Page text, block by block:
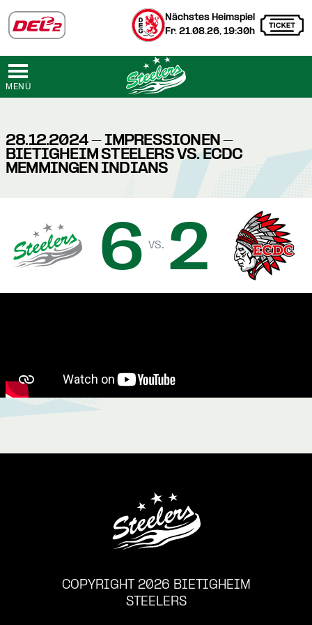
Nächstes Heimspiel
Fr. 21.08.26, 19:30h
MENÜ
28.12.2024 - IMPRESSIONEN -
BIETIGHEIM STEELERS VS. ECDC
MEMMINGEN INDIANS
6 vs. 2
COPYRIGHT 2026 BIETIGHEIM
STEELERS